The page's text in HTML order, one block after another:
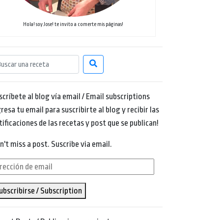
Hola! soy Jose! te invito a comerte mis páginas!
al blog vía email / Email subscriptions
tu email para suscribirte al blog y recibir las
de las recetas y post que se publican!
miss a post. Suscribe via email.
/ Subscription